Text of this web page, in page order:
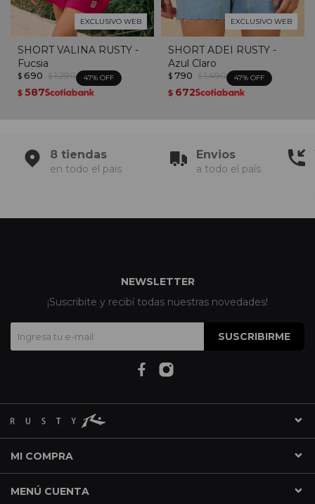
EXCLUSIVO WEB
SHORT VALINA RUSTY -
Fucsia
$ 690 $ 1.290 47
$ 587
EXCLUSIVO WEB
SHORT ADEI RUSTY -
Azul Claro
$ 790 $ 1.490 47
$ 672
8 tiendas
en todo el pais
Envios
a todo el país
MI COMPRA
MENÚ CUENTA
NEWSLETTER
¡Suscribite y recibí todas nuestras novedades!
SUSCRIBIRME